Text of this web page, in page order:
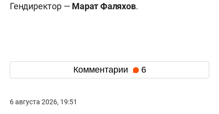
Гендиректор — Марат Фаляхов.
Комментарии 6
6 августа 2026, 19:51